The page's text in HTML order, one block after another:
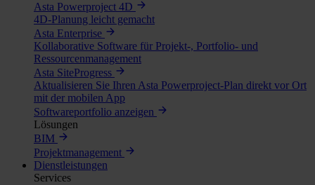
Asta Powerproject 4D
4D-Planung leicht gemacht
Asta Enterprise
Kollaborative Software für Projekt-, Portfolio- und
Ressourcenmanagement
Asta SiteProgress
Aktualisieren Sie Ihren Asta Powerproject-Plan direkt vor Ort
mit der mobilen App
Softwareportfolio anzeigen
Lösungen
BIM
Projektmanagement
Dienstleistungen
Services